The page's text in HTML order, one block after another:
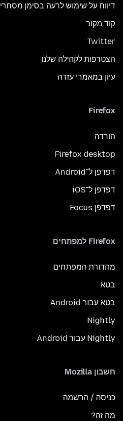
דיווח על שימוש לרעה בסימן מסחרי
קוד מקור
Twitter
הצטרפות לקהילה שלנו
עיון במאמרי עזרה
Firefox
הורדה
Firefox desktop
דפדפן ל־Android
דפדפן ל־iOS
דפדפן Focus
Firefox למפתחים
מהדורת המפתחים
בטא
בטא עבור Android
Nightly
Nightly עבור Android
חשבון Mozilla
כניסה / הרשמה
מה זה?